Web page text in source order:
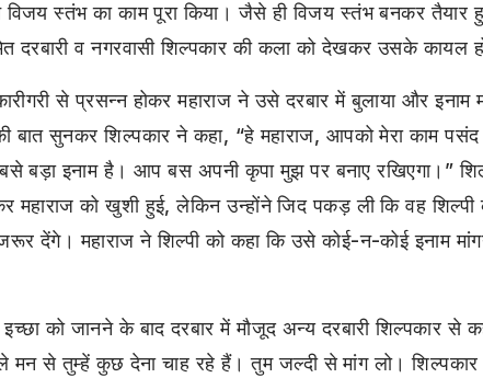
स्तंभ का काम पूरा किया। जैसे ही विजय स्तंभ बनकर तैयार
दरबारी व नगरवासी शिल्पकार की कला को देखकर उसके कायल
से प्रसन्न होकर महाराज ने उसे दरबार में बुलाया और इनाम
बात सुनकर शिल्पकार ने कहा, “हे महाराज, आपको मेरा काम
बड़ा इनाम है। आप बस अपनी कृपा मुझ पर बनाए रखिएगा।”
महाराज को खुशी हुई, लेकिन उन्होंने जिद पकड़ ली कि वह शिल्पी
देंगे। महाराज ने शिल्पी को कहा कि उसे कोई-न-कोई इनाम
इच्छा को जानने के बाद दरबार में मौजूद अन्य दरबारी शिल्पकार से
मन से तुम्हें कुछ देना चाह रहे हैं। तुम जल्दी से मांग लो।